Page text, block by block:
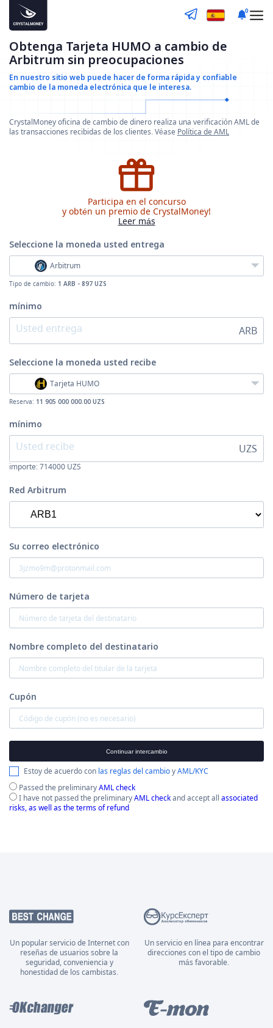
0
Obtenga Tarjeta HUMO a cambio de
Arbitrum sin preocupaciones
En nuestro sitio web puede hacer de forma rápida y confiable
cambio de la moneda electrónica que le interesa.
CrystalMoney oficina de cambio de dinero realiza una verificación AML de
las transacciones recibidas de los clientes. Véase Política de AML
Participa en el concurso
y obtén un premio de CrystalMoney!
Leer más
Seleccione la moneda usted entrega
Arbitrum
Tipo de cambio: 1 ARB - 897 UZS
mínimo
ARB
Seleccione la moneda usted recibe
Tarjeta HUMO
Reserva: 11 905 000 000.00 UZS
mínimo
UZS
importe:714000 UZS
Red Arbitrum
Su correo electrónico
Número de tarjeta
Nombre completo del destinatario
Cupón
Continuar intercambio
Estoy de acuerdo con las reglas del cambioyAML/KYC
Passed the preliminaryAML check
I have not passed the preliminaryAML checkand accept all associated
risks, as well as the terms of refund
Un popular servicio de Internet con
reseñas de usuarios sobre la
seguridad, conveniencia y
honestidad de los cambistas.
Un servicio en línea para encontrar
direcciones con el tipo de cambio
más favorable.